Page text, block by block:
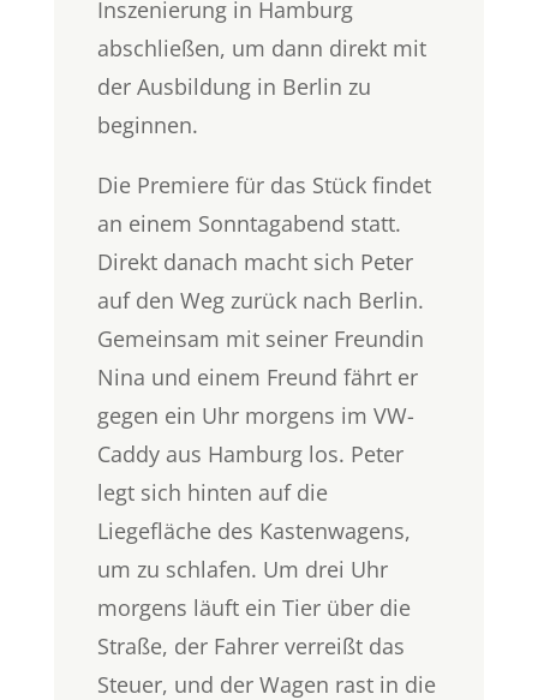
Inszenierung in Hamburg
abschließen, um dann direkt mit
der Ausbildung in Berlin zu
beginnen.
Die Premiere für das Stück findet
an einem Sonntagabend statt.
Direkt danach macht sich Peter
auf den Weg zurück nach Berlin.
Gemeinsam mit seiner Freundin
Nina und einem Freund fährt er
gegen ein Uhr morgens im VW-
Caddy aus Hamburg los. Peter
legt sich hinten auf die
Liegefläche des Kastenwagens,
um zu schlafen. Um drei Uhr
morgens läuft ein Tier über die
Straße, der Fahrer verreißt das
Steuer, und der Wagen rast in die